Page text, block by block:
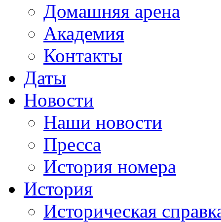
Домашняя арена
Академия
Контакты
Даты
Новости
Наши новости
Пресса
История номера
История
Историческая